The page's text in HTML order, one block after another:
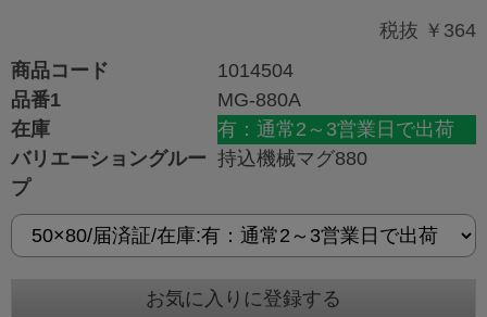
税抜 ￥364
商品コード
1014504
品番1
MG-880A
在庫
有：通常2～3営業日で出荷
バリエーショングルー
プ
持込機械マグ880
お気に入りに登録する